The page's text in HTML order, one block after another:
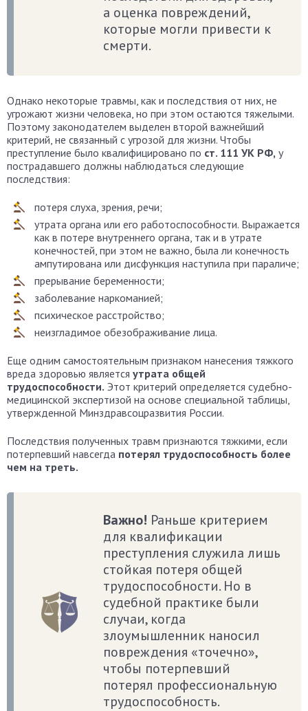
а оценка повреждений,
которые могли привести к
смерти.
Однако некоторые травмы, как и последствия от них, не
угрожают жизни человека, но при этом остаются тяжелыми.
Поэтому законодателем выделен второй важнейший
критерий, не связанный с угрозой для жизни. Чтобы
преступление было квалифицировано по ст. 111 УК РФ, у
пострадавшего должны наблюдаться следующие
последствия:
потеря слуха, зрения, речи;
утрата органа или его работоспособности. Выражается
как в потере внутреннего органа, так и в утрате
конечностей, при этом не важно, была ли конечность
ампутирована или дисфункция наступила при параличе;
прерывание беременности;
заболевание наркоманией;
психическое расстройство;
неизгладимое обезображивание лица.
Еще одним самостоятельным признаком нанесения тяжкого
вреда здоровью является утрата общей
трудоспособности. Этот критерий определяется судебно-
медицинской экспертизой на основе специальной таблицы,
утвержденной Минздравсоцразвития России.
Последствия полученных травм признаются тяжкими, если
потерпевший навсегда потерял трудоспособность более
чем на треть.
Важно! Раньше критерием
для квалификации
преступления служила лишь
стойкая потеря общей
трудоспособности. Но в
судебной практике были
случаи, когда
злоумышленник наносил
повреждения «точечно»,
чтобы потерпевший
потерял профессиональную
трудоспособность.